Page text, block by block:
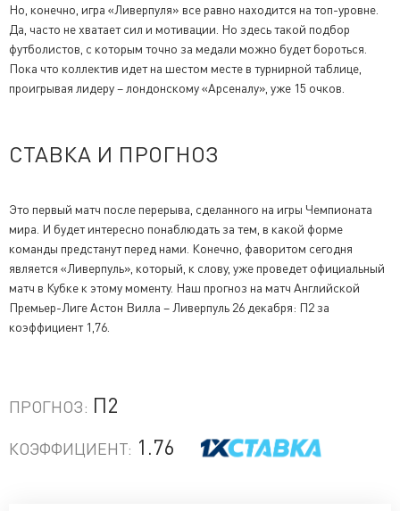
Но, конечно, игра «Ливерпуля» все равно находится на топ-уровне.
Да, часто не хватает сил и мотивации. Но здесь такой подбор
футболистов, с которым точно за медали можно будет бороться.
Пока что коллектив идет на шестом месте в турнирной таблице,
проигрывая лидеру – лондонскому «Арсеналу», уже 15 очков.
СТАВКА И ПРОГНОЗ
Это первый матч после перерыва, сделанного на игры Чемпионата
мира. И будет интересно понаблюдать за тем, в какой форме
команды предстанут перед нами. Конечно, фаворитом сегодня
является «Ливерпуль», который, к слову, уже проведет официальный
матч в Кубке к этому моменту. Наш прогноз на матч Английской
Премьер-Лиге Астон Вилла – Ливерпуль 26 декабря: П2 за
коэффициент 1,76.
ПРОГНОЗ: П2
КОЭФФИЦИЕНТ: 1.76